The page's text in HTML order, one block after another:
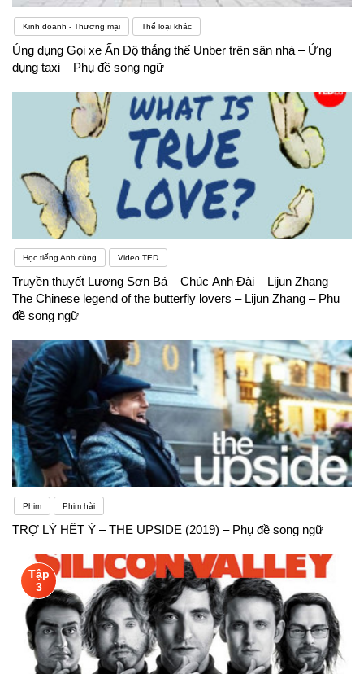
Anh nói riêng được thuận lợi.Khó khăn trong việc
học tiếng Anh có thể khiến bạn cảm thấy lạc lõng.
Nếu không có một số trợ giúp, có thể rất khó để đi
đúng hướng một lần nữa. Nhưng việc vượt qua
những khó khăn đó có thể dễ dàng hơn bạn nghĩ rất
nhiều. Pasal sẽ cho bạn thấy ba khó khăn lớn nhất
trong việc học từ vựng tiếng Anh , kỹ năng phát âm
và hội thoại. Và chúng tôi sẽ chỉ cho bạn những thủ
thuật đơn giản để làm chủ những khó khăn đó và
tiếp tục
Kinh doanh - Thương mại Thể loại khác
Úng dụng Gọi xe Ấn Độ thắng thế Unber trên sân nhà – Ứng
dụng taxi – Phụ đề song ngữ
Học tiếng Anh cùng Video TED
Truyền thuyết Lương Sơn Bá – Chúc Anh Đài – Lijun Zhang –
The Chinese legend of the butterfly lovers – Lijun Zhang – Phụ
đề song ngữ
Phim Phim hài
TRỢ LÝ HẾT Ý – THE UPSIDE (2019) – Phụ đề song ngữ
Tập
3